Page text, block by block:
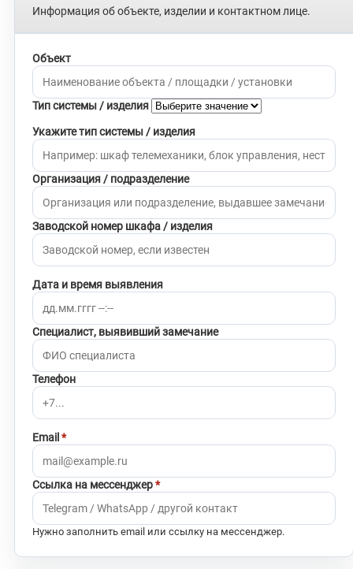
Информация об объекте, изделии и контактном лице.
Объект
Тип системы / изделия
Укажите тип системы / изделия
Организация / подразделение
Заводской номер шкафа / изделия
Дата и время выявления
Специалист, выявивший замечание
Телефон
Email
Ссылка на мессенджер
Нужно заполнить email или ссылку на мессенджер.